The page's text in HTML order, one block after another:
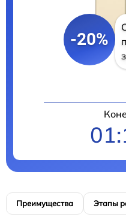
-20%
Преимущества Этапы